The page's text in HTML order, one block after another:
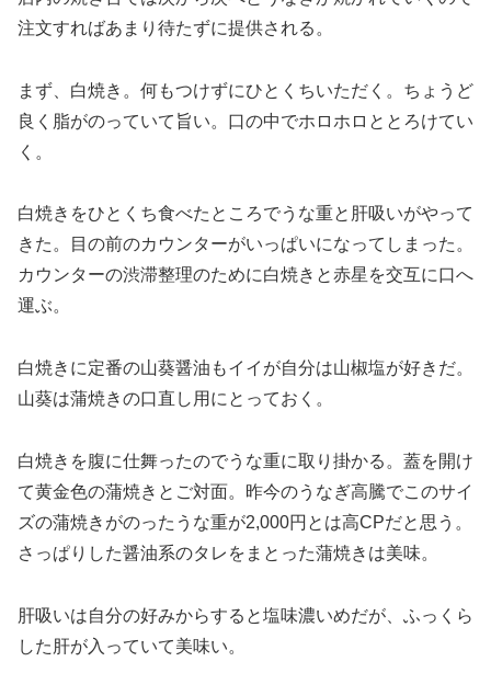
注文すればあまり待たずに提供される。
まず、白焼き。何もつけずにひとくちいただく。ちょうど
良く脂がのっていて旨い。口の中でホロホロととろけてい
く。
白焼きをひとくち食べたところでうな重と肝吸いがやって
きた。目の前のカウンターがいっぱいになってしまった。
カウンターの渋滞整理のために白焼きと赤星を交互に口へ
運ぶ。
白焼きに定番の山葵醤油もイイが自分は山椒塩が好きだ。
山葵は蒲焼きの口直し用にとっておく。
白焼きを腹に仕舞ったのでうな重に取り掛かる。蓋を開け
て黄金色の蒲焼きとご対面。昨今のうなぎ高騰でこのサイ
ズの蒲焼きがのったうな重が2,000円とは高CPだと思う。
さっぱりした醤油系のタレをまとった蒲焼きは美味。
肝吸いは自分の好みからすると塩味濃いめだが、ふっくら
した肝が入っていて美味い。